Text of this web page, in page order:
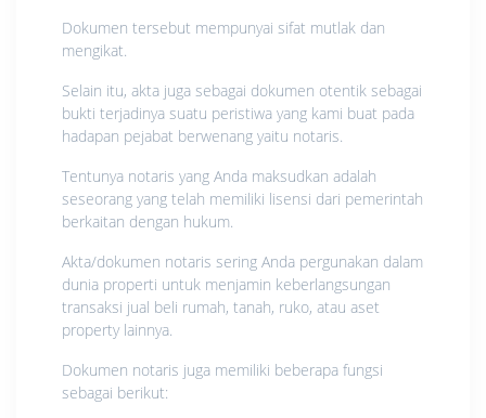
Dokumen tersebut mempunyai sifat mutlak dan
mengikat.
Selain itu, akta juga sebagai dokumen otentik sebagai
bukti terjadinya suatu peristiwa yang kami buat pada
hadapan pejabat berwenang yaitu notaris.
Tentunya notaris yang Anda maksudkan adalah
seseorang yang telah memiliki lisensi dari pemerintah
berkaitan dengan hukum.
Akta/dokumen notaris sering Anda pergunakan dalam
dunia properti untuk menjamin keberlangsungan
transaksi jual beli rumah, tanah, ruko, atau aset
property lainnya.
Dokumen notaris juga memiliki beberapa fungsi
sebagai berikut: